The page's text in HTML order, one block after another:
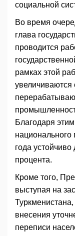
социальной
Во время
глава
проводится
рамках этой
Благодаря
национального
года
процента.
Кроме того,
выступая на
внесения
переписи